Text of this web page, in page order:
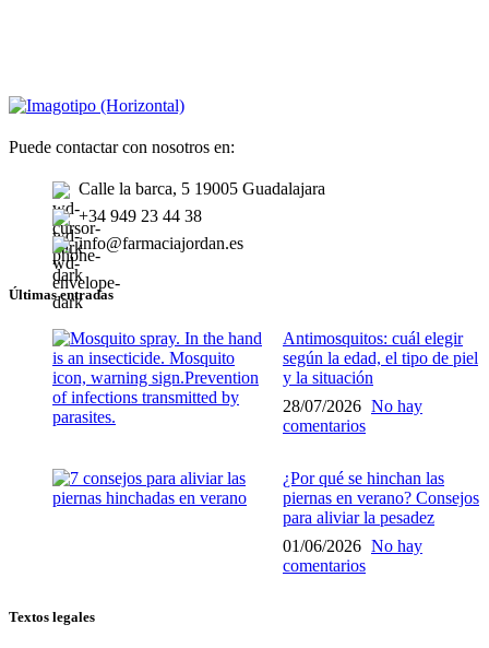
Puede contactar con nosotros en:
Calle la barca, 5 19005 Guadalajara
+34 949 23 44 38
info@farmaciajordan.es
Últimas entradas
Antimosquitos: cuál elegir
según la edad, el tipo de piel
y la situación
28/07/2026 No hay
comentarios
¿Por qué se hinchan las
piernas en verano? Consejos
para aliviar la pesadez
01/06/2026 No hay
comentarios
Textos legales